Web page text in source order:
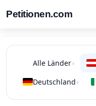
Petitionen.com
Alle Länder›
Deutschland ›